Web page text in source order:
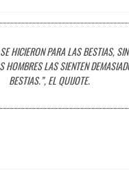
HICIERON PARA LAS BESTIAS,
HOMBRES LAS SIENTEN
BESTIAS.”, EL QUIJOTE.